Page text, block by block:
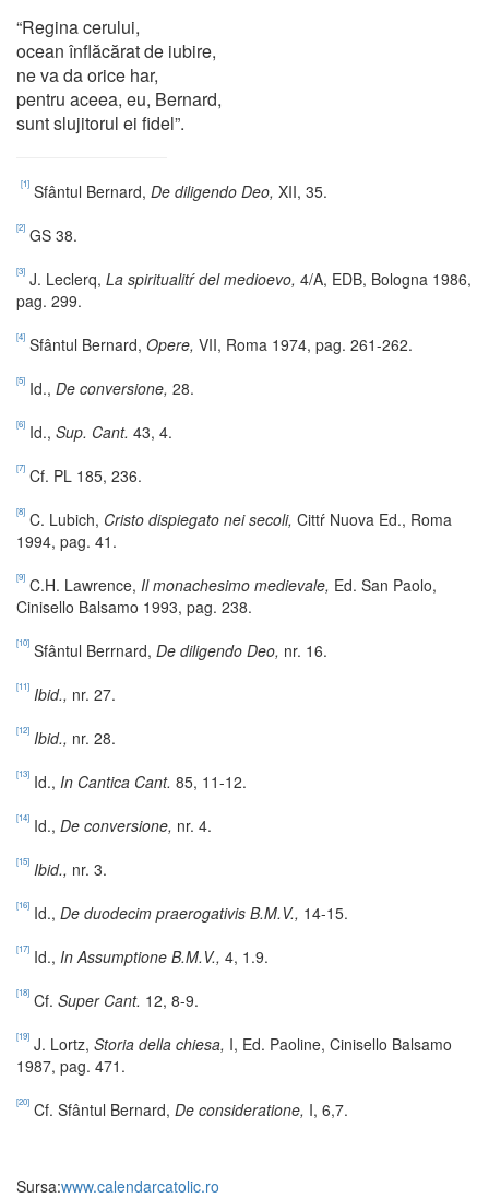
“Regina cerului,
ocean înflăcărat de iubire,
ne va da orice har,
pentru aceea, eu, Bernard,
sunt slujitorul ei fidel”.
[1] Sfântul Bernard, De diligendo Deo, XII, 35.
[2] GS 38.
[3] J. Leclerq, La spiritualitŕ del medioevo, 4/A, EDB, Bologna 1986,
pag. 299.
[4] Sfântul Bernard, Opere, VII, Roma 1974, pag. 261-262.
[5] Id., De conversione, 28.
[6] Id., Sup. Cant. 43, 4.
[7] Cf. PL 185, 236.
[8] C. Lubich, Cristo dispiegato nei secoli, Cittŕ Nuova Ed., Roma
1994, pag. 41.
[9] C.H. Lawrence, Il monachesimo medievale, Ed. San Paolo,
Cinisello Balsamo 1993, pag. 238.
[10] Sfântul Berrnard, De diligendo Deo, nr. 16.
[11] Ibid., nr. 27.
[12] Ibid., nr. 28.
[13] Id., In Cantica Cant. 85, 11-12.
[14] Id., De conversione, nr. 4.
[15] Ibid., nr. 3.
[16] Id., De duodecim praerogativis B.M.V., 14-15.
[17] Id., In Assumptione B.M.V., 4, 1.9.
[18] Cf. Super Cant. 12, 8-9.
[19] J. Lortz, Storia della chiesa, I, Ed. Paoline, Cinisello Balsamo
1987, pag. 471.
[20] Cf. Sfântul Bernard, De consideratione, I, 6,7.
Sursa:www.calendarcatolic.ro